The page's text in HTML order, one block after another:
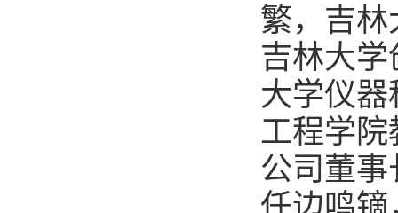
繁，吉
吉林大
大学仪
工程学
公司董